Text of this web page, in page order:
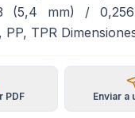
(5,4 mm) /
PP, TPR
PDF Enviar a